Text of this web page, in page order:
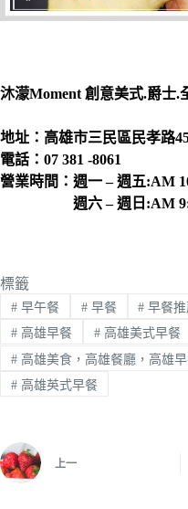
沐濛Moment 創意美式.爵士.
地址：高雄市三民區民孝路
電話：07 381 -8061
營業時間：週一 – 週五:AM
週六 – 週日:AM 9:00
標籤
#早午餐 #早餐 # 早餐推
#高雄早餐 #高雄美式早餐
#高雄美食，高雄餐廳，高雄
#高雄英式早餐
上一